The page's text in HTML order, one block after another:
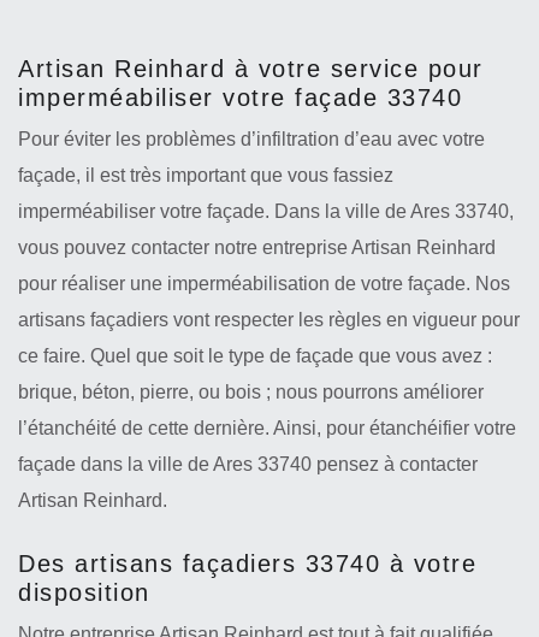
Artisan Reinhard à votre service pour
imperméabiliser votre façade 33740
Pour éviter les problèmes d’infiltration d’eau avec votre
façade, il est très important que vous fassiez
imperméabiliser votre façade. Dans la ville de Ares 33740,
vous pouvez contacter notre entreprise Artisan Reinhard
pour réaliser une imperméabilisation de votre façade. Nos
artisans façadiers vont respecter les règles en vigueur pour
ce faire. Quel que soit le type de façade que vous avez :
brique, béton, pierre, ou bois ; nous pourrons améliorer
l’étanchéité de cette dernière. Ainsi, pour étanchéifier votre
façade dans la ville de Ares 33740 pensez à contacter
Artisan Reinhard.
Des artisans façadiers 33740 à votre
disposition